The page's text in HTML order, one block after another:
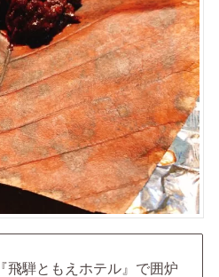
『飛騨ともえホテル』で囲炉